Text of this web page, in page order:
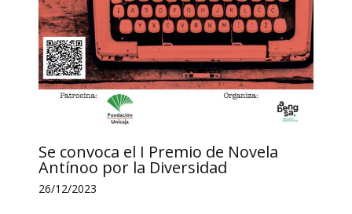
Se convoca el I Premio de Novela
Antínoo por la Diversidad
26/12/2023